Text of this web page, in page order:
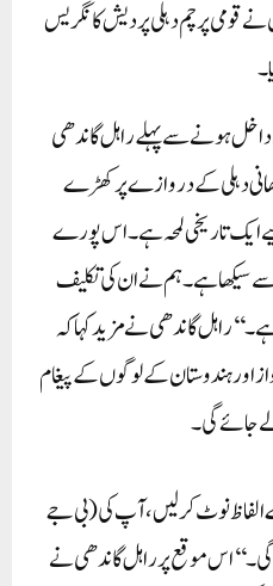
قومی پرچم دہلی پردیش کانگریس
ہونے سے پہلے راہل گاندھی
دہلی کے دروازے پر کھڑے
تاریخی لمحہ ہے۔ اس پورے
سیکھا ہے۔ ہم نے ان کی تکلیف
گاندھی نے مزید کہا کہ
اور ہندوستان کے لوگوں کے پیغام
جائے گی۔
نوٹ کر لیں، آپ کی (بی جے
موقع پر راہل گاندھی نے